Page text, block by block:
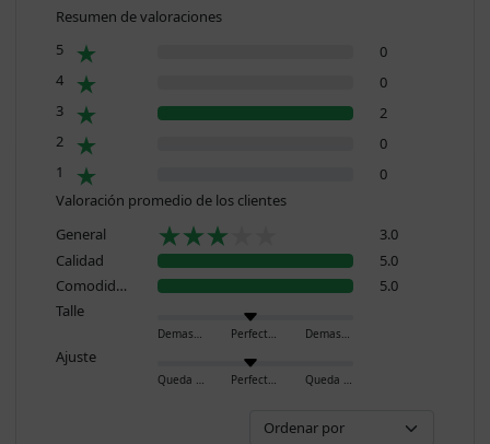
Resumen de valoraciones
5
0
4
0
3
2
2
0
1
0
Valoración promedio de los clientes
General
3.0
Calidad
5.0
Comodidad
5.0
Talle
Demasiado pequeño Perfecto Demasiado grande
Ajuste
Queda ajustado Perfecto Queda holgado